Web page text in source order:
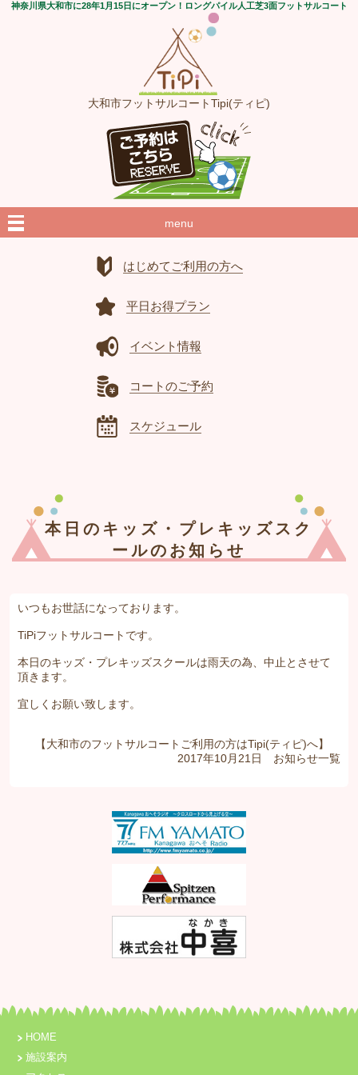
神奈川県大和市に28年1月15日にオープン！ロングパイル人工芝3面フットサルコート
大和市フットサルコートTipi(ティピ)
menu
はじめてご利用の方へ
平日お得プラン
イベント情報
コートのご予約
スケジュール
本日のキッズ・プレキッズスク
ールのお知らせ
いつもお世話になっております。
TiPiフットサルコートです。
本日のキッズ・プレキッズスクールは雨天の為、中止とさせて
頂きます。
宜しくお願い致します。
【大和市のフットサルコートご利用の方はTipi(ティピ)へ】
2017年10月21日 お知らせ一覧
HOME
施設案内